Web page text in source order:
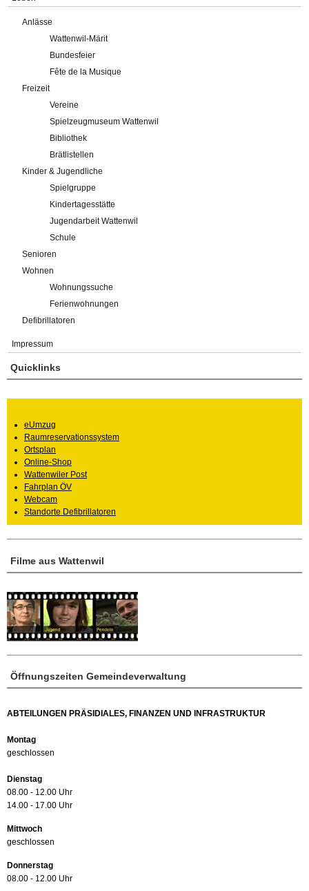
Anlässe
Wattenwil-Märit
Bundesfeier
Fête de la Musique
Freizeit
Vereine
Spielzeugmuseum Wattenwil
Bibliothek
Brätlistellen
Kinder & Jugendliche
Spielgruppe
Kindertagesstätte
Jugendarbeit Wattenwil
Schule
Senioren
Wohnen
Wohnungssuche
Ferienwohnungen
Defibrillatoren
Impressum
Öffnungszeiten Gemeindeverwaltung
ABTEILUNGEN PRÄSIDIALES, FINANZEN UND INFRASTRUKTUR
Montag
geschlossen
Dienstag
08.00 - 12.00 Uhr
14.00 - 17.00 Uhr
Mittwoch
geschlossen
Donnerstag
08.00 - 12.00 Uhr
Filme aus Wattenwil
Quicklinks
eUmzug
Raumreservationssystem
Ortsplan
Online-Shop
Wattenwiler Post
Fahrplan ÖV
Webcam
Standorte Defibrillatoren